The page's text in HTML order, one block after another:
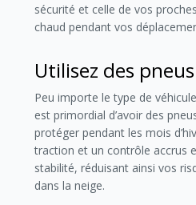
sécurité et celle de vos
chaud pendant vos
Utilisez des
Peu importe le type de
est primordial d’avoir des
protéger pendant les mois
traction et un contrôle accrus
stabilité, réduisant ainsi vos
dans la neige.